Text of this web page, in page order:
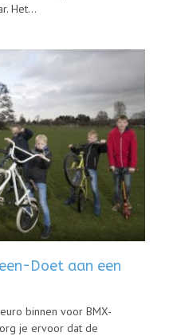
Het...
Doet aan een
binnen voor BMX-
je ervoor dat de